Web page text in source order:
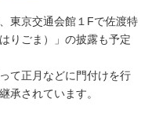
東京交通会館１Fで佐渡特
りごま）」の披露も予定
て正月などに門付けを行
承されています。